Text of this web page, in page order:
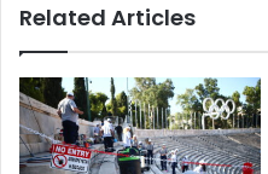
Related Articles